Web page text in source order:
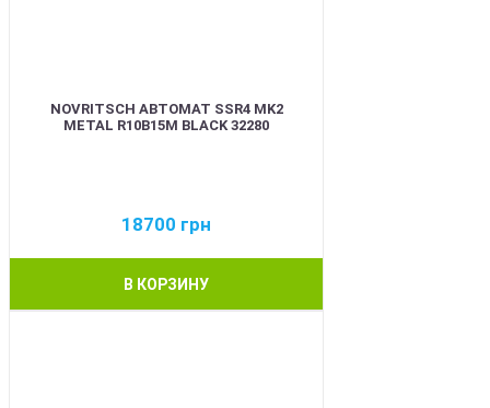
NOVRITSCH АВТОМАТ SSR4 MK2
METAL R10B15M BLACK 32280
18700 грн
В КОРЗИНУ